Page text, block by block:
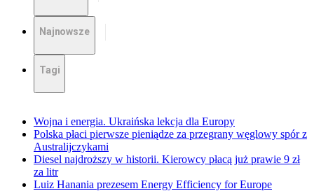
Najnowsze
Tagi
Wojna i energia. Ukraińska lekcja dla Europy
Polska płaci pierwsze pieniądze za przegrany węglowy spór z
Australijczykami
Diesel najdroższy w historii. Kierowcy płacą już prawie 9 zł
za litr
Luiz Hanania prezesem Energy Efficiency for Europe